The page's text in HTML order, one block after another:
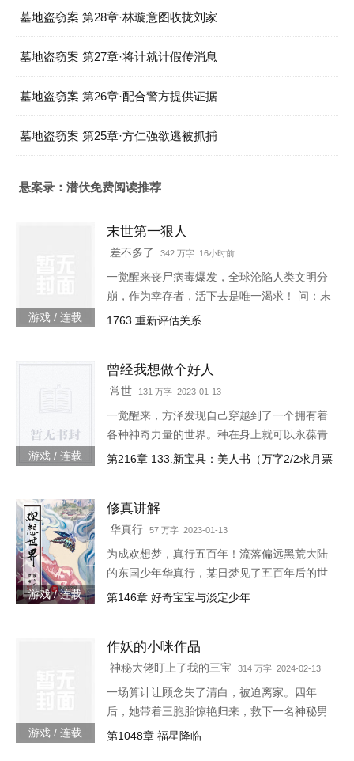
墓地盗窃案 第28章·林璇意图收拢刘家
墓地盗窃案 第27章·将计就计假传消息
墓地盗窃案 第26章·配合警方提供证据
墓地盗窃案 第25章·方仁强欲逃被抓捕
悬案录：潜伏免费阅读推荐
游戏 / 连载
末世第一狠人
差不多了 342 万字 16小时前
一觉醒来丧尸病毒爆发，全球沦陷人类文明分
崩，作为幸存者，活下去是唯一渴求！ 问：末
世怎样才能活下去？答：首先要狠！【非重
1763 重新评估关系
游戏 / 连载
曾经我想做个好人
常世 131 万字 2023-01-13
一觉醒来，方泽发现自己穿越到了一个拥有着
各种神奇力量的世界。种在身上就可以永葆青
春的蘑菇每分一个分身就会智商下降实力提升
第216章 133.新宝具：美人书（万字2/2求月票
游戏 / 连载
修真讲解
华真行 57 万字 2023-01-13
为成欢想梦，真行五百年！流落偏远黑荒大陆
的东国少年华真行，某日梦见了五百年后的世
界。在那个世界上，很多国度与部族甚至已消
第146章 好奇宝宝与淡定少年
游戏 / 连载
作妖的小咪作品
神秘大佬盯上了我的三宝 314 万字 2024-02-13
一场算计让顾念失了清白，被迫离家。四年
后，她带着三胞胎惊艳归来，救下一名神秘男
子。她认为救人是医生天职，却不料男子缠着
第1048章 福星降临